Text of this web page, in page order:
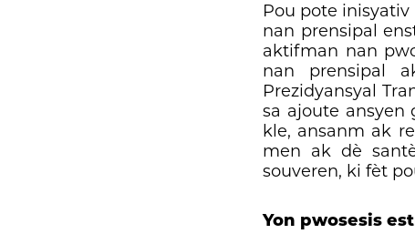
Pou pote
nan prensipal
aktifman nan
nan prensipal
Prezidyansyal
sa ajoute ansyen
kle, ansanm ak
men ak dè
souveren, ki fèt
Yon pwosesis